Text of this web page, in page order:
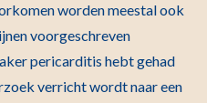
worden meestal ook
voorgeschreven
pericarditis hebt gehad
verricht wordt naar een